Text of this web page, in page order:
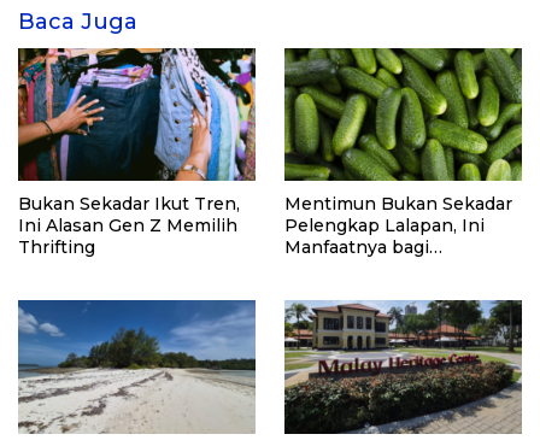
Baca Juga
Bukan Sekadar Ikut Tren,
Ini Alasan Gen Z Memilih
Thrifting
Mentimun Bukan Sekadar
Pelengkap Lalapan, Ini
Manfaatnya bagi